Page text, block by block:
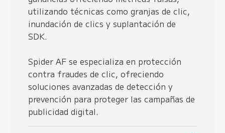
utilizando técnicas como granjas de clic,
inundación de clics y suplantación de
SDK.
Spider AF se especializa en protección
contra fraudes de clic, ofreciendo
soluciones avanzadas de detección y
prevención para proteger las campañas de
publicidad digital.